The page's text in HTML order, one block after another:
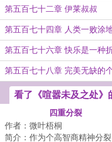
第五百七十二章 伊莱叔叔
第五百七十四章 人类一败涂
第五百七十六章 快乐是一种
第五百七十八章 完美无缺的
看了《喧嚣未及之处》
四重分裂
作者：微叶梧桐
简介：作为个高智商精神分裂